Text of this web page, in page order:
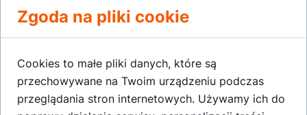
Zawody 2021/22
Lśniąca gwiazda
Zawody 2022/23
Zgoda na pliki cookie
Cookies to małe pliki danych, które są
przechowywane na Twoim urządzeniu podczas
przeglądania stron internetowych. Używamy ich do